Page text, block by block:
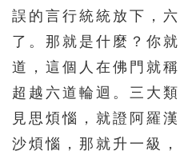
誤的言行統統放下，
了。那就是什麼？你
道，這個人在佛門就
超越六道輪迴。三大
見思煩惱，就證阿羅
沙煩惱，那就升一級